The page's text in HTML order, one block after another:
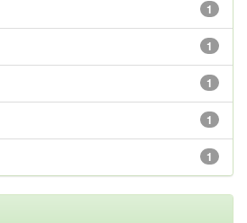
1
1
1
1
1